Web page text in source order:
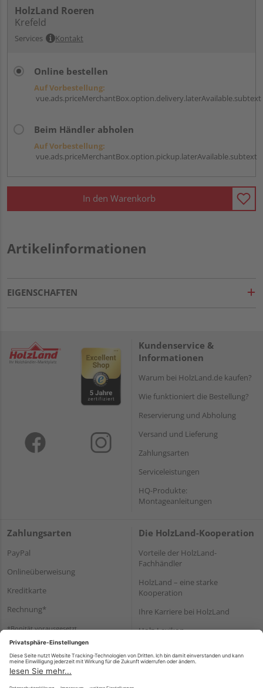
HolzLand Roeren
Krefeld
Services Kontakt
Online bestellen
Auf Vorbestellung:
vue.ads.priceMerchantBox.option.delivery.laterAvailable.subtext
Beim Händler abholen
Auf Vorbestellung:
vue.ads.priceMerchantBox.option.pickup.laterAvailable.subtext
In den Warenkorb
Artikelinformationen
EIGENSCHAFTEN
Kundenservice &
Informationen
Warum bei HolzLand.de kaufen?
Wie funktioniert die Bestellung?
Reservierung und Abholung
Versand und Lieferung
Zahlungsarten
Serviceleistungen
HQ-Produkte:
Montageanleitungen
Zahlungsarten
PayPal
Onlineüberweisung
Kreditkarte
Rechnung*
*Bonität vorausgesetzt
Die HolzLand-Kooperation
Vorteile der HolzLand-
Fachhändler
HolzLand – eine starke
Kooperation
Ihre Karriere bei HolzLand
Holz-Lexikon